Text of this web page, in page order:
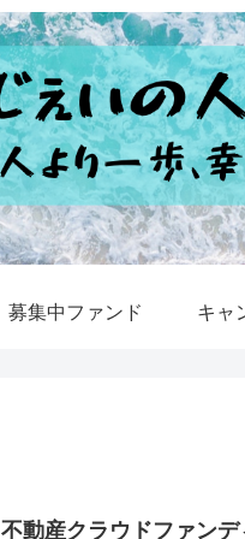
募集中ファンド キャ
不動産クラウドファン